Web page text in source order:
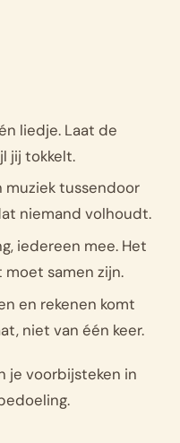
liedje. Laat de
jij tokkelt.
muziek tussendoor
niemand volhoudt.
iedereen mee. Het
samen zijn.
en rekenen komt
niet van één keer.
je voorbijsteken in